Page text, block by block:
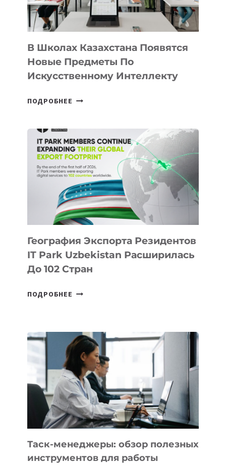
МЕЖДУНАРОДНУЮ
ПРОГРАММУ
ДЛЯ
ТЕХНОЛОГИЧЕСКИХ
В Школах Казахстана Появятся
Новые Предметы По
Искусственному Интеллекту
ПОДРОБНЕЕ
НОВЫЕ
ПРЕДМЕТЫ
ПО
ИСКУССТВЕННОМУ
ИНТЕЛЛЕКТУ
География Экспорта Резидентов
IT Park Uzbekistan Расширилась
До 102 Стран
ПОДРОБНЕЕ ГЕОГРАФИЯ
PARK
UZBEKISTAN
РАСШИРИЛАСЬ
ДО
102
СТРАН
Таск-менеджеры: обзор полезных
инструментов для работы